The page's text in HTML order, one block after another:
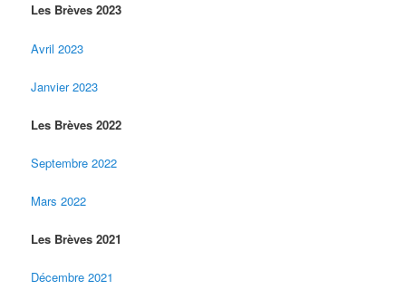
Les Brèves 2023
Avril 2023
Janvier 2023
Les Brèves 2022
Septembre 2022
Mars 2022
Les Brèves 2021
Décembre 2021